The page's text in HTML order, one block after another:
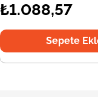
₺1.088,57
Sepete